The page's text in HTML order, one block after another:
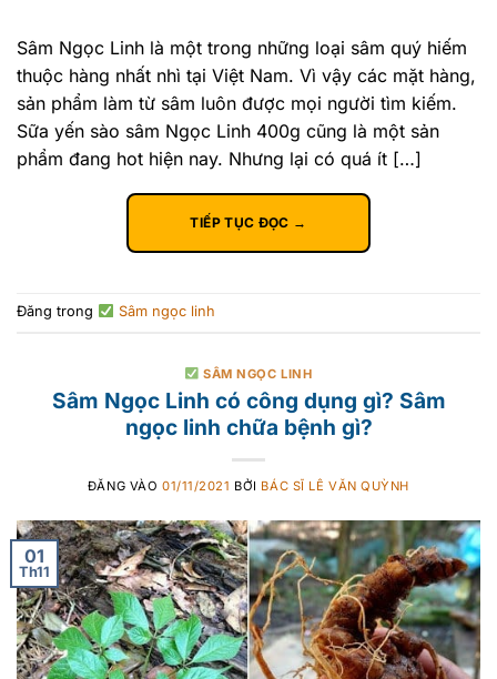
Sâm Ngọc Linh là một trong những loại sâm quý hiếm
thuộc hàng nhất nhì tại Việt Nam. Vì vậy các mặt hàng,
sản phẩm làm từ sâm luôn được mọi người tìm kiếm.
Sữa yến sào sâm Ngọc Linh 400g cũng là một sản
phẩm đang hot hiện nay. Nhưng lại có quá ít […]
TIẾP TỤC ĐỌC →
Đăng trong Sâm ngọc linh
SÂM NGỌC LINH
Sâm Ngọc Linh có công dụng gì? Sâm
ngọc linh chữa bệnh gì?
ĐĂNG VÀO 01/11/2021 BỞI BÁC SĨ LÊ VĂN QUỲNH
01
Th11